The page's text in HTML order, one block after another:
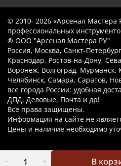
В
© 2010- 2026 «Арсенал Мастера
профессиональных
® ООО "Арсенал Мастера РУ"
Россия, Москва, Санкт-
Краснодар, Ростов-на-Дону,
Воронеж, Волгоград, Мурманск,
Челябинск, Самара, Саратов,
все города России: удобная
ДПД, Деловые, Почта и др!
Все права защищены.
Информация на сайте не
Цены и наличие необходимо